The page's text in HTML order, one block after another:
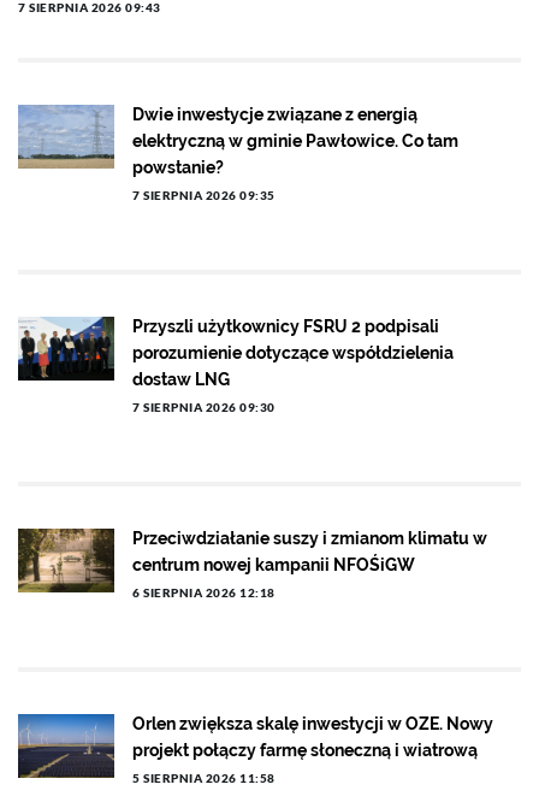
7 SIERPNIA 2026 09:43
Dwie inwestycje związane z energią
elektryczną w gminie Pawłowice. Co tam
powstanie?
7 SIERPNIA 2026 09:35
Przyszli użytkownicy FSRU 2 podpisali
porozumienie dotyczące współdzielenia
dostaw LNG
7 SIERPNIA 2026 09:30
Przeciwdziałanie suszy i zmianom klimatu w
centrum nowej kampanii NFOŚiGW
6 SIERPNIA 2026 12:18
Orlen zwiększa skalę inwestycji w OZE. Nowy
projekt połączy farmę słoneczną i wiatrową
5 SIERPNIA 2026 11:58